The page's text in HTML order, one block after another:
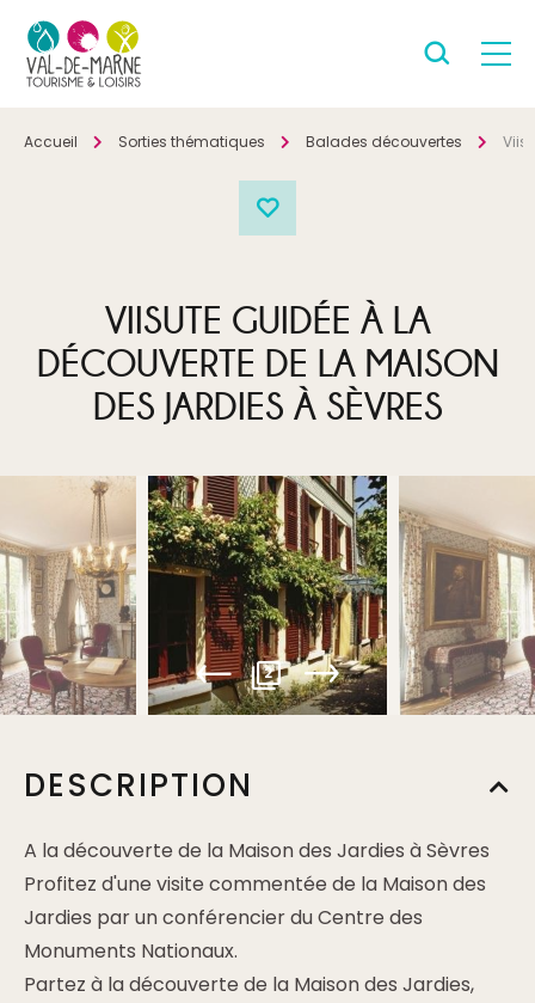
Accueil Sorties thématiques Balades découvertes
VIISUTE GUIDÉE À LA
DÉCOUVERTE DE LA MAISON
DES JARDIES À SÈVRES
2
DESCRIPTION
A la découverte de la Maison des Jardies à Sèvres
Profitez d'une visite commentée de la Maison des
Jardies par un conférencier du Centre des
Monuments Nationaux.
Partez à la découverte de la Maison des Jardies,